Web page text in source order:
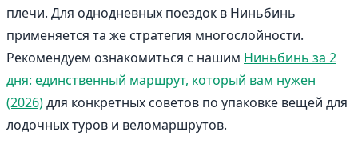
плечи. Для однодневных поездок в Ниньбинь
применяется та же стратегия многослойности.
Рекомендуем ознакомиться с нашим Ниньбинь за 2
дня: единственный маршрут, который вам нужен
(2026)для конкретных советов по упаковке вещей для
лодочных туров и веломаршрутов.